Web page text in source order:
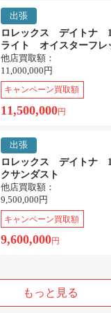
出張
ロレックス デイトナ
ライト オイスターフレ
他店買取額：
11,000,000円
キャンペーン買取額
11,500,000円
出張
ロレックス デイトナ
クサンダスト
他店買取額：
9,500,000円
キャンペーン買取額
9,600,000円
もっと見る